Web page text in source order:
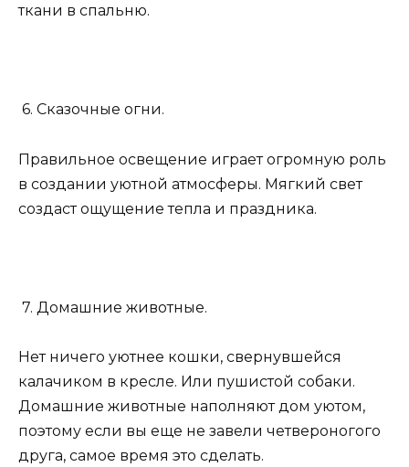
ткани в спальню.
6. Сказочные огни.
Правильное освещение играет огромную роль
в создании уютной атмосферы. Мягкий свет
создаст ощущение тепла и праздника.
7. Домашние животные.
Нет ничего уютнее кошки, свернувшейся
калачиком в кресле. Или пушистой собаки.
Домашние животные наполняют дом уютом,
поэтому если вы еще не завели четвероногого
друга, самое время это сделать.